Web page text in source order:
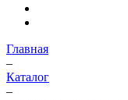
Главная
–
Каталог
–